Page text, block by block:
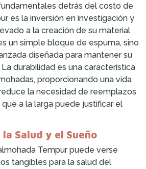
detrás del costo de
es la inversión en investigación y
a la creación de su material
un simple bloque de espuma, sino
diseñada para mantener su
durabilidad es una característica
proporcionando una vida
la necesidad de reemplazos
a la larga puede justificar el
Salud y el Sueño
Tempur puede verse
tangibles para la salud del